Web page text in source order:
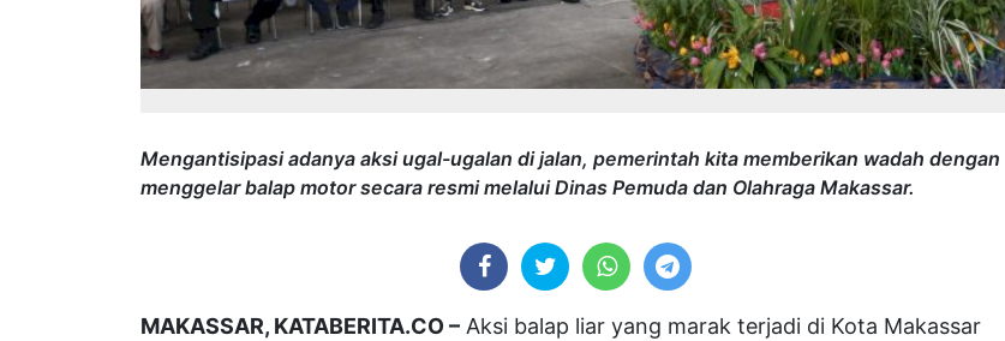
Mengantisipasi adanya aksi ugal-ugalan di jalan, pemerintah kita memberikan wadah dengan
menggelar balap motor secara resmi melalui Dinas Pemuda dan Olahraga Makassar.
MAKASSAR, KATABERITA.CO – Aksi balap liar yang marak terjadi di Kota Makassar